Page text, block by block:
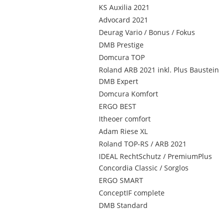
KS Auxilia 2021
Advocard 2021
Deurag Vario / Bonus / Fokus
DMB Prestige
Domcura TOP
Roland ARB 2021 inkl. Plus Baustein
DMB Expert
Domcura Komfort
ERGO BEST
Itheoer comfort
Adam Riese XL
Roland TOP-RS / ARB 2021
IDEAL RechtSchutz / PremiumPlus
Concordia Classic / Sorglos
ERGO SMART
ConceptIF complete
DMB Standard